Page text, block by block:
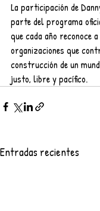
La participación de
parte del programa
que cada año reconoce
organizaciones que
construcción de un
justo, libre y pacífico.
Entradas recientes